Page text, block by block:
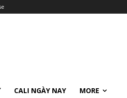
CALI NGÀY NAY MORE